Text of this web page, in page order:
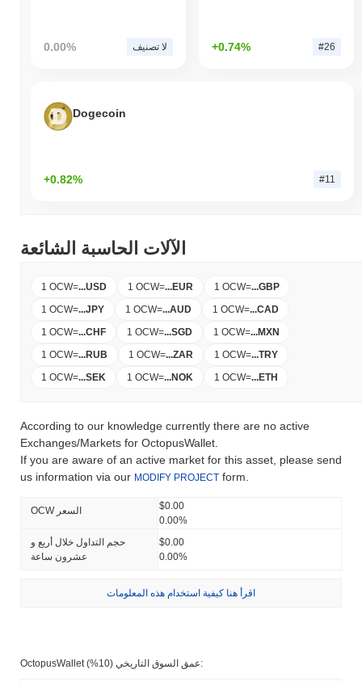
0.00% لا تصنيف +0.74% #26
Dogecoin
+0.82% #11
الآلات الحاسبة الشائعة
1 OCW=...USD 1 OCW=...EUR 1 OCW=...GBP
1 OCW=...JPY 1 OCW=...AUD 1 OCW=...CAD
1 OCW=...CHF 1 OCW=...SGD 1 OCW=...MXN
1 OCW=...RUB 1 OCW=...ZAR 1 OCW=...TRY
1 OCW=...SEK 1 OCW=...NOK 1 OCW=...ETH
According to our knowledge currently there are no active
Exchanges/Markets for OctopusWallet.
If you are aware of an active market for this asset, please send
us information via our MODIFY PROJECT form.
OCW السعر
$0.00
0.00%
حجم التداول خلال أربع و
عشرون ساعة
$0.00
0.00%
اقرأ هنا كيفية استخدام هذه المعلومات
OctopusWallet عمق السوق التاريخي (10%):